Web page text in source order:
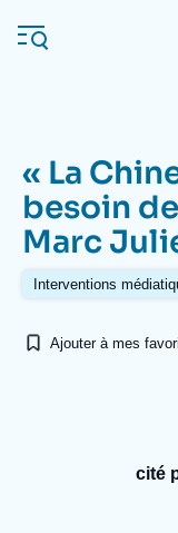
au
contenu
Navigation
principale
L'Ifri
À propos de l'Ifri
« La
besoin
Marc
Interventions
Ajouter à mes
cité